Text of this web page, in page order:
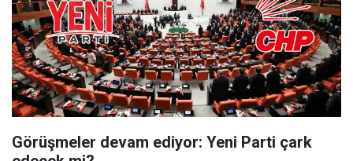
Görüşmeler devam ediyor: Yeni Parti çark